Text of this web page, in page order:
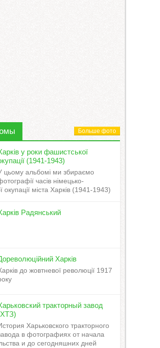
Больше фото
у роки фашистської
(1941-1943)
цьому альбомі ми збираємо
часів німецько-
окупації міста Харків (1941-1943)
Радянський
Харків
до жовтневої революції 1917
тракторный завод
Харьковского тракторного
в фотографиях от начала
и до сегодняшних дней